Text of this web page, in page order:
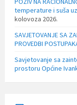
temperature i suša
kolovoza 2026.
SAVJETOVANJE SA
PROVEDBI
Savjetovanje sa
prostoru Općine